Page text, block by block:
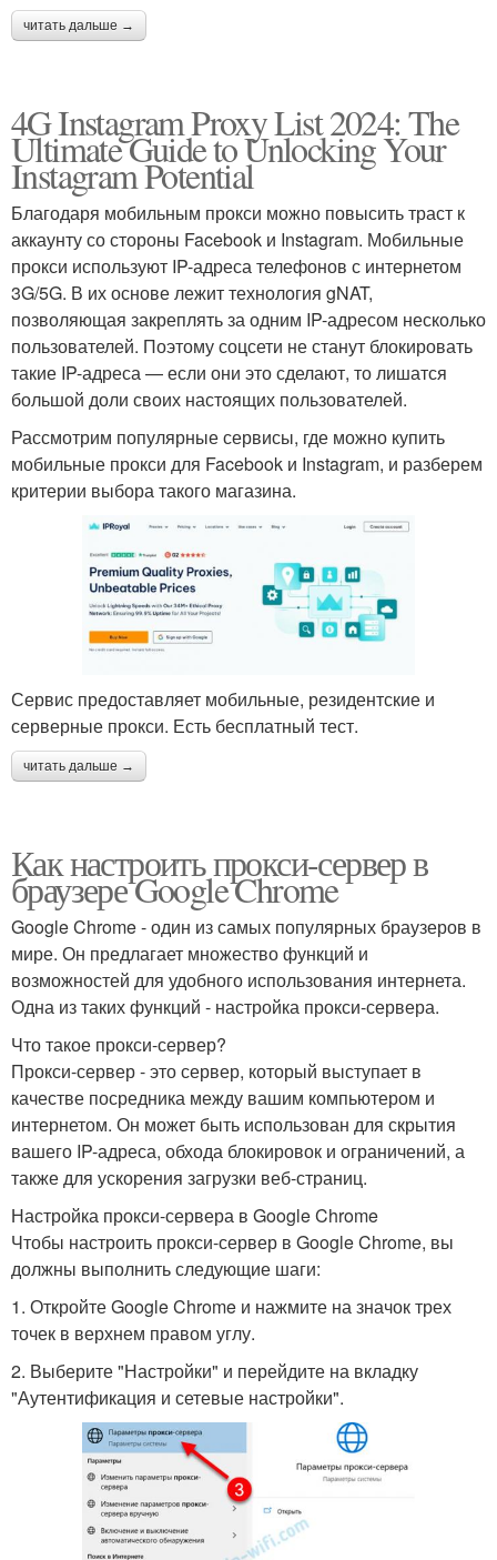
читать дальше →
4G Instagram Proxy List 2024: The
Ultimate Guide to Unlocking Your
Instagram Potential
Благодаря мобильным прокси можно повысить траст к
аккаунту со стороны Facebook и Instagram. Мобильные
прокси используют IP-адреса телефонов с интернетом
3G/5G. В их основе лежит технология gNAT,
позволяющая закреплять за одним IP-адресом несколько
пользователей. Поэтому соцсети не станут блокировать
такие IP-адреса — если они это сделают, то лишатся
большой доли своих настоящих пользователей.
Рассмотрим популярные сервисы, где можно купить
мобильные прокси для Facebook и Instagram, и разберем
критерии выбора такого магазина.
Сервис предоставляет мобильные, резидентские и
серверные прокси. Есть бесплатный тест.
читать дальше →
Как настроить прокси-сервер в
браузере Google Chrome
Google Chrome - один из самых популярных браузеров в
мире. Он предлагает множество функций и
возможностей для удобного использования интернета.
Одна из таких функций - настройка прокси-сервера.
Что такое прокси-сервер?
Прокси-сервер - это сервер, который выступает в
качестве посредника между вашим компьютером и
интернетом. Он может быть использован для скрытия
вашего IP-адреса, обхода блокировок и ограничений, а
также для ускорения загрузки веб-страниц.
Настройка прокси-сервера в Google Chrome
Чтобы настроить прокси-сервер в Google Chrome, вы
должны выполнить следующие шаги:
1. Откройте Google Chrome и нажмите на значок трех
точек в верхнем правом углу.
2. Выберите "Настройки" и перейдите на вкладку
"Аутентификация и сетевые настройки".